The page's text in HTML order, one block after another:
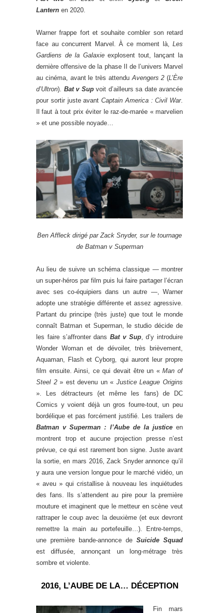
Lantern en 2020.
Warner frappe fort et souhaite combler son retard
face au concurrent Marvel. À ce moment là, Les
Gardiens de la Galaxieexplosent tout, lançant la
dernière offensive de la phase II de l’univers Marvel
au cinéma, avant le très attendu Avengers 2 (L’Ère
d’Ultron). Bat v Supvoit d’ailleurs sa date avancée
pour sortir juste avant Captain America : Civil War.
Il faut à tout prix éviter le raz-de-marée « marvelien
» et une possible noyade…
Ben Affleck dirigé par Zack Snyder, sur le tournage
de Batman v Superman
Au lieu de suivre un schéma classique — montrer
un super-héros par film puis lui faire partager l’écran
avec ses co-équipiers dans un autre —, Warner
adopte une stratégie différente et assez agressive.
Partant du principe (très juste) que tout le monde
connaît Batman et Superman, le studio décide de
les faire s’affronter dans Bat v Sup, d’y introduire
Wonder Woman et de dévoiler, très brièvement,
Aquaman, Flash et Cyborg, qui auront leur propre
film ensuite. Ainsi, ce qui devait être un «Man of
Steel 2» est devenu un « Justice League Origins
». Les détracteurs (et même les fans) de DC
Comics y voient déjà un gros fourre-tout, un peu
bordélique et pas forcément justifié. Les trailers de
Batman v Superman : l’Aube de la justiceen
montrent trop et aucune projection presse n’est
prévue, ce qui est rarement bon signe. Juste avant
la sortie, en mars 2016, Zack Snyder annonce qu’il
y aura une version longue pour le marché vidéo, un
« aveu » qui cristallise à nouveau les inquiétudes
des fans. Ils s’attendent au pire pour la première
mouture et imaginent que le metteur en scène veut
rattraper le coup avec la deuxième (et eux devront
remettre la main au portefeuille…). Entre-temps,
une première bande-annonce de Suicide Squad
est diffusée, annonçant un long-métrage très
sombre et violente.
2016, L’AUBE DE LA… DÉCEPTION
Fin mars